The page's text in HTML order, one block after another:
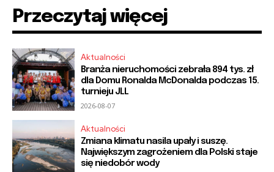
Przeczytaj więcej
Aktualności
Branża nieruchomości zebrała 894 tys. zł
dla Domu Ronalda McDonalda podczas 15.
turnieju JLL
2026-08-07
Aktualności
Zmiana klimatu nasila upały i suszę.
Największym zagrożeniem dla Polski staje
się niedobór wody